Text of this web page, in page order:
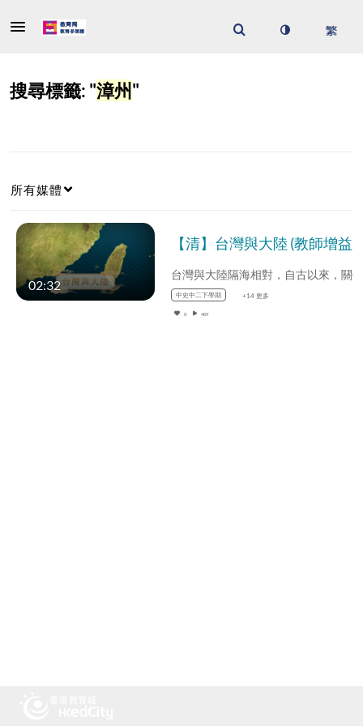
搜尋標籤: "漳州"
所有媒體
02:32
中史中二下學期 +14 更多
0 409